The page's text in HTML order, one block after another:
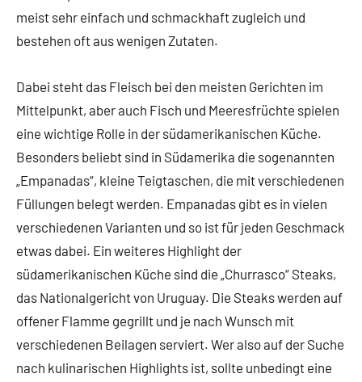
meist sehr einfach und schmackhaft zugleich und
bestehen oft aus wenigen Zutaten.
Dabei steht das Fleisch bei den meisten Gerichten im
Mittelpunkt, aber auch Fisch und Meeresfrüchte spielen
eine wichtige Rolle in der südamerikanischen Küche.
Besonders beliebt sind in Südamerika die sogenannten
„Empanadas“, kleine Teigtaschen, die mit verschiedenen
Füllungen belegt werden. Empanadas gibt es in vielen
verschiedenen Varianten und so ist für jeden Geschmack
etwas dabei. Ein weiteres Highlight der
südamerikanischen Küche sind die „Churrasco“ Steaks,
das Nationalgericht von Uruguay. Die Steaks werden auf
offener Flamme gegrillt und je nach Wunsch mit
verschiedenen Beilagen serviert. Wer also auf der Suche
nach kulinarischen Highlights ist, sollte unbedingt eine